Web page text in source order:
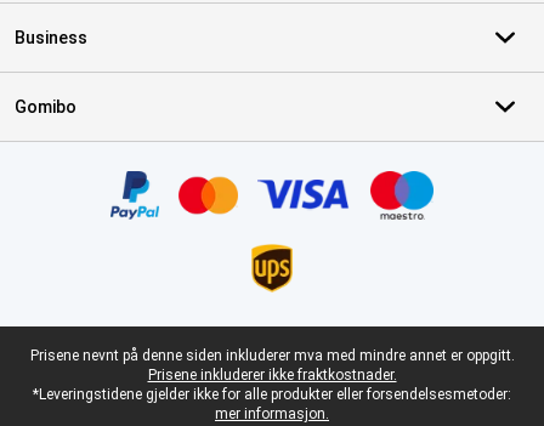
Business
Gomibo
Juridisk bunntekst
Prisene nevnt på denne siden inkluderer mva med mindre annet er oppgitt.
Prisene inkluderer ikke fraktkostnader.
*Leveringstidene gjelder ikke for alle produkter eller forsendelsesmetoder:
mer informasjon.